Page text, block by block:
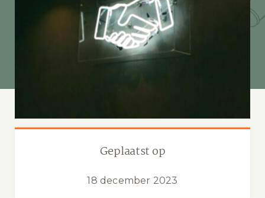
Geplaatst op
18 december 2023